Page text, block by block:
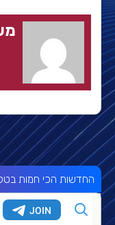
החדשות הכי חמות